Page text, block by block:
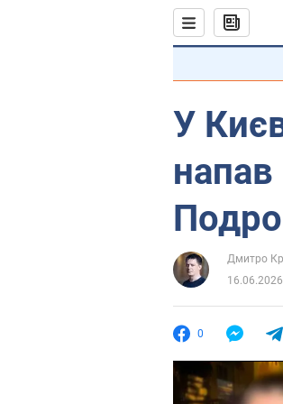
У
напав
Дмитро
0